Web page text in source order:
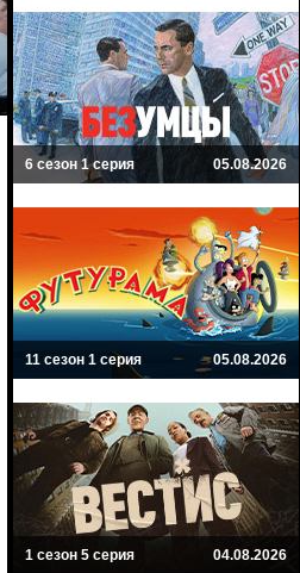
6 сезон 1 серия 05.08.2026
11 сезон 1 серия 05.08.2026
1 сезон 5 серия 04.08.2026